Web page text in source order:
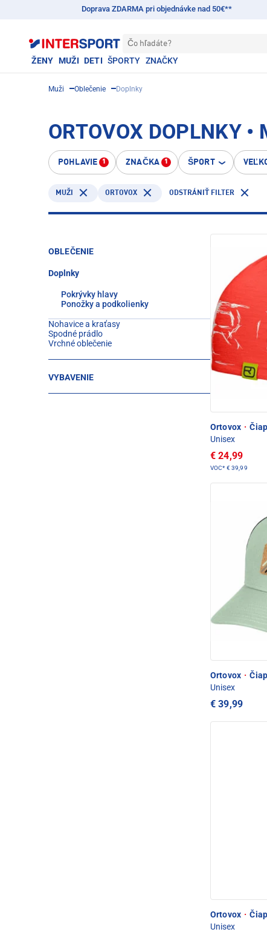
Doprava ZDARMA pri objednávke nad 50€**
Čo hľadáte?
ŽENY MUŽI DETI ŠPORTY ZNAČKY
Muži Oblečenie Doplnky
ORTOVOX DOPLNKY •
POHLAVIE 1 ZNAČKA 1 ŠPORT
MUŽI ORTOVOX ODSTRÁNIŤ FILTER
OBLEČENIE
Doplnky
Pokrývky hlavy
Ponožky a podkolienky
Nohavice a kraťasy
Spodné prádlo
Vrchné oblečenie
VYBAVENIE
Ortovox ·
Unisex
€ 24,99
VOC* € 39,99
Ortovox ·
Unisex
€ 39,99
Ortovox ·
Unisex